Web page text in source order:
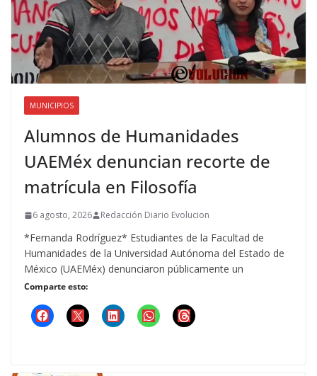
MUNICIPIOS
Alumnos de Humanidades
UAEMéx denuncian recorte de
matrícula en Filosofía
6 agosto, 2026 Redacción Diario Evolucion
*Fernanda Rodríguez* Estudiantes de la Facultad de
Humanidades de la Universidad Autónoma del Estado de
México (UAEMéx) denunciaron públicamente un
Comparte esto: